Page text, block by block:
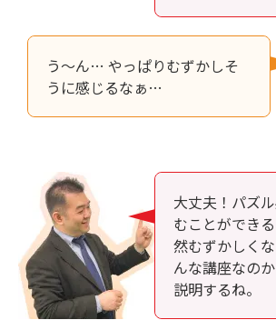
う～ん… やっぱりむずかしそ
うに感じるなぁ…
大丈夫！パズ
むことができ
然むずかしく
んな講座なの
説明するね。